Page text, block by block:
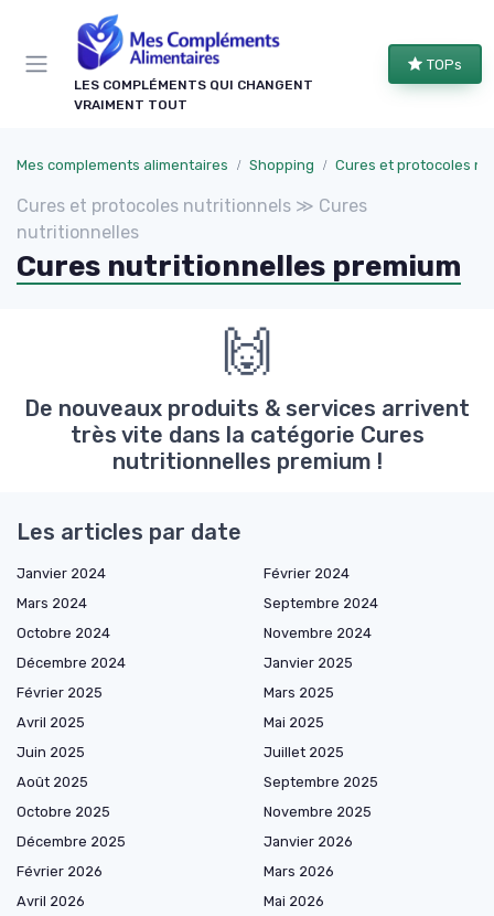
LES COMPLÉMENTS QUI CHANGENT
VRAIMENT TOUT
TOPs
Mes complements alimentaires Shopping Cures et protocoles
Cures et protocoles nutritionnels ≫ Cures
nutritionnelles
Cures nutritionnelles premium
🙌
De nouveaux produits & services arrivent
très vite dans la catégorie Cures
nutritionnelles premium !
Les articles par date
Janvier 2024
Février 2024
Mars 2024
Septembre 2024
Octobre 2024
Novembre 2024
Décembre 2024
Janvier 2025
Février 2025
Mars 2025
Avril 2025
Mai 2025
Juin 2025
Juillet 2025
Août 2025
Septembre 2025
Octobre 2025
Novembre 2025
Décembre 2025
Janvier 2026
Février 2026
Mars 2026
Avril 2026
Mai 2026
Panneau de gestion des cookies